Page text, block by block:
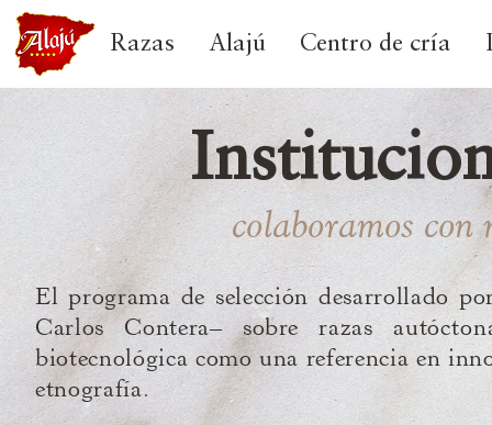
Razas Alajú Centro de cría
colaboramos con
El programa de selección desarrollado
Carlos Contera–sobre razas
biotecnológica como una referencia en
etnografía.